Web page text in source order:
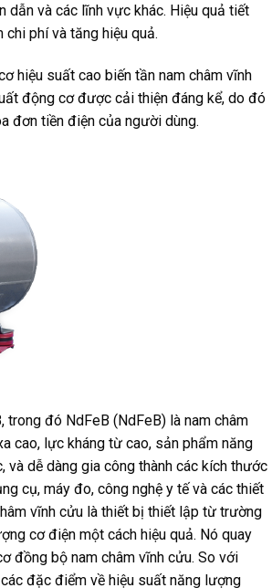
dẫn và các lĩnh vực khác. Hiệu quả tiết
phí và tăng hiệu quả.
hiệu suất cao biến tần nam châm vĩnh
động cơ được cải thiện đáng kể, do đó
đơn tiền điện của người dùng.
đó NdFeB (NdFeB) là nam châm
cao, lực kháng từ cao, sản phẩm năng
dễ dàng gia công thành các kích thước
cụ, máy đo, công nghệ y tế và các thiết
vĩnh cửu là thiết bị thiết lập từ trường
cơ điện một cách hiệu quả. Nó quay
đồng bộ nam châm vĩnh cửu. So với
đặc điểm về hiệu suất năng lượng